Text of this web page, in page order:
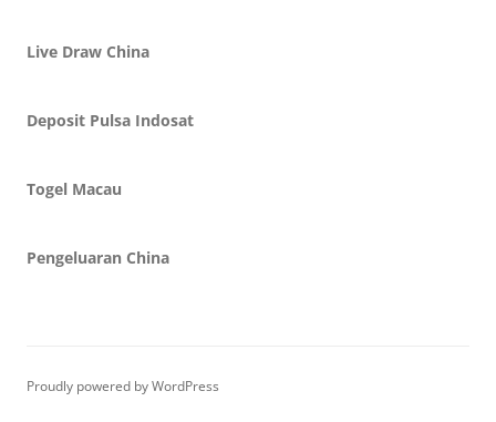
Live Draw China
Deposit Pulsa Indosat
Togel Macau
Pengeluaran China
Proudly powered by WordPress